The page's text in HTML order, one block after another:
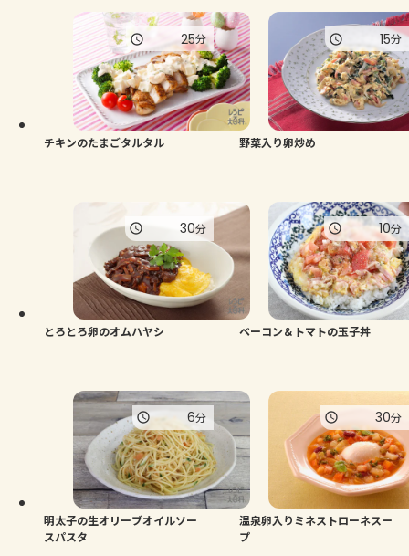
チキンのたまごタルタル
25分
野菜入り卵炒め
15分
とろとろ卵のオムハヤシ
30分
ベーコン＆トマトの玉子丼
10分
明太子の生オリーブオイルソー
スパスタ
6分
温泉卵入りミネストローネスー
プ
30分